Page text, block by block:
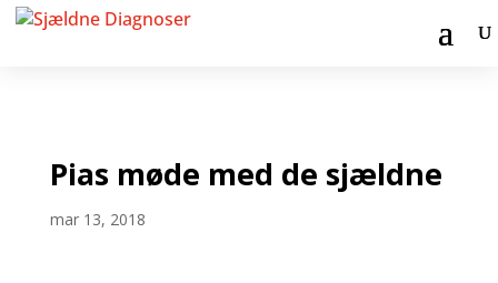
Pias møde med de sjældne
mar 13, 2018